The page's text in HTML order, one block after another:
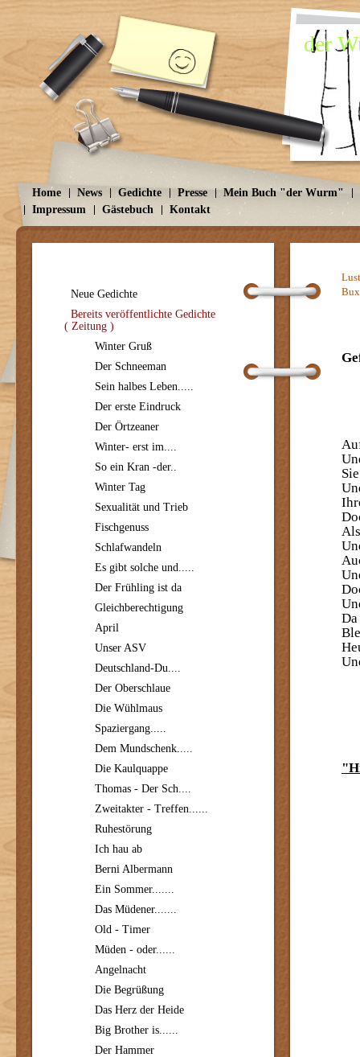
der
Home News Gedichte Presse
Mein Buch "der Wurm"
Impressum
Gästebuch Kontakt
Neue Gedichte
Bereits veröffentlichte Gedichte
( Zeitung )
Winter Gruß
Der Schneeman
Sein halbes Leben.....
Der erste Eindruck
Der Örtzeaner
Winter- erst im....
So ein Kran -der..
Winter Tag
Sexualität und Trieb
Fischgenuss
Schlafwandeln
Es gibt solche und.....
Der Frühling ist da
Gleichberechtigung
April
Unser ASV
Deutschland-Du....
Der Oberschlaue
Die Wühlmaus
Spaziergang.....
Dem Mundschenk.....
Die Kaulquappe
Thomas - Der Sch....
Zweitakter - Treffen......
Ruhestörung
Ich hau ab
Berni Albermann
Ein Sommer.......
Das Müdener.......
Old - Timer
Müden - oder......
Angelnacht
Die Begrüßung
Das Herz der Heide
Big Brother is......
Der Hammer